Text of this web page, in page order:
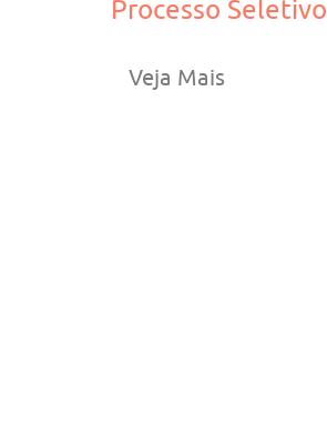
Processo Seletivo
Veja Mais